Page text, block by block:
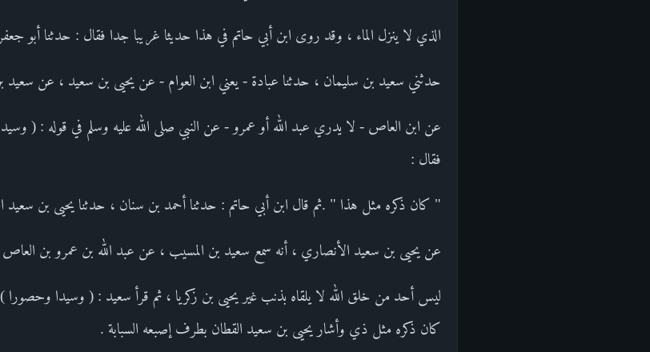
الذي لا ينزل الماء ، وقد روى ابن أبي حاتم في هذا حديثا غريبا جدا فقال : حدثنا أبو
حدثني سعيد بن سليمان ، حدثنا عبادة - يعني ابن العوام - عن يحيى بن سعيد ، عن سعيد
عن ابن العاص - لا يدري عبد الله أو عمرو - عن النبي صلى الله عليه وسلم في قوله : (
فقال :
" كان ذكره مثل هذا " .ثم قال ابن أبي حاتم : حدثنا أحمد بن سنان ، حدثنا يحيى بن سعيد
عن يحيى بن سعيد الأنصاري ، أنه سمع سعيد بن المسيب ، عن عبد الله بن عمرو بن
ليس أحد من خلق الله لا يلقاه بذنب غير يحيى بن زكريا ، ثم قرأ سعيد : ( وسيدا
كان ذكره مثل ذي وأشار يحيى بن سعيد القطان بطرف إصبعه السبابة .